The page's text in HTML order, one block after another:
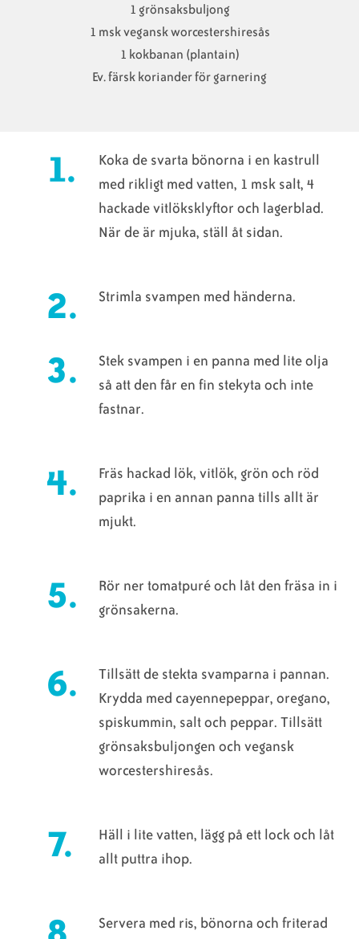
1 grönsaksbuljong
1 msk vegansk worcestershiresås
1 kokbanan (plantain)
Ev. färsk koriander för garnering
Koka de svarta bönorna i en kastrull
med rikligt med vatten, 1 msk salt, 4
hackade vitlöksklyftor och lagerblad.
När de är mjuka, ställ åt sidan.
Strimla svampen med händerna.
Stek svampen i en panna med lite olja
så att den får en fin stekyta och inte
fastnar.
Fräs hackad lök, vitlök, grön och röd
paprika i en annan panna tills allt är
mjukt.
Rör ner tomatpuré och låt den fräsa in i
grönsakerna.
Tillsätt de stekta svamparna i pannan.
Krydda med cayennepeppar, oregano,
spiskummin, salt och peppar. Tillsätt
grönsaksbuljongen och vegansk
worcestershiresås.
Häll i lite vatten, lägg på ett lock och låt
allt puttra ihop.
Servera med ris, bönorna och friterad